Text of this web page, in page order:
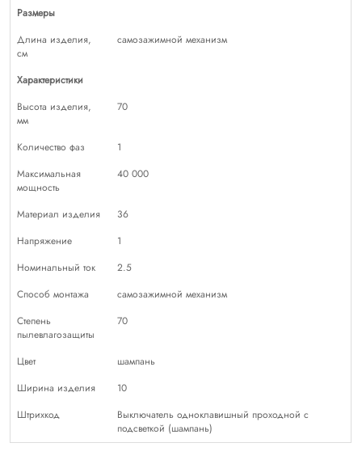
Размеры
Длина изделия,
см
самозажимной механизм
Характеристики
Высота изделия,
мм
70
Количество фаз
1
Максимальная
мощность
40 000
Материал изделия
36
Напряжение
1
Номинальный ток
2.5
Способ монтажа
самозажимной механизм
Степень
пылевлагозащиты
70
Цвет
шампань
Ширина изделия
10
Штрихкод
Выключатель одноклавишный проходной с
подсветкой (шампань)